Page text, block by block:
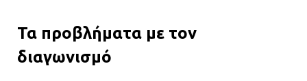
Τα προβλήματα με τον
διαγωνισμό